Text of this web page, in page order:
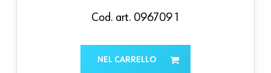
Cod. art. 096709 1
NEL CARRELLO